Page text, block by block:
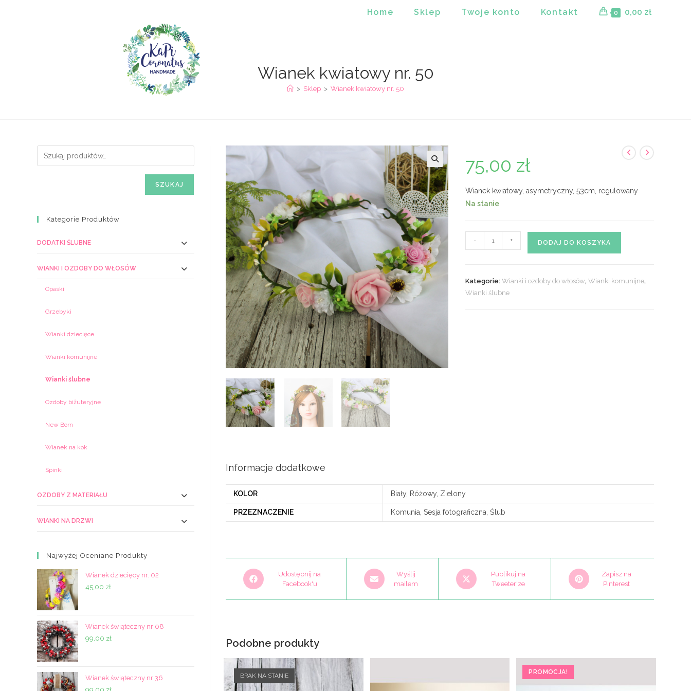
Home Sklep Twoje konto Kontakt 0 0,00 zł
Wianek kwiatowy nr. 50
> Sklep > Wianek kwiatowy nr. 50
75,00 zł
Wianek kwiatowy, asymetryczny, 53cm, regulowany
Na stanie
Wianek
50
- + DODAJ DO KOSZYKA
Kategorie:Wianki i ozdoby do włosów,Wianki komunijne,
Wianki ślubne
Informacje dodatkowe
KOLOR Biały, Różowy, Zielony
PRZEZNACZENIE Komunia, Sesja fotograficzna, Ślub
Opens
in
Udostępnij na
Facebook'u
Opens
in
Wyślij
mailem
Opens
in
Publikuj na
Tweeter'ze
Opens
in
Zapisz na
Pinterest
Podobne produkty
BRAK NA STANIE
PROMOCJA!
SZUKAJ
Kategorie Produktów
DODATKI ŚLUBNE
WIANKI I OZDOBY DO WŁOSÓW
Opaski
Grzebyki
Wianki dziecięce
Wianki komunijne
Wianki ślubne
Ozdoby biżuteryjne
New Born
Wianek na kok
Spinki
OZDOBY Z MATERIAŁU
WIANKI NA DRZWI
Najwyżej Oceniane Produkty
Wianek dziecięcy nr. 02
45,00 zł
Wianek świąteczny nr 08
99,00 zł
Wianek świąteczny nr 36